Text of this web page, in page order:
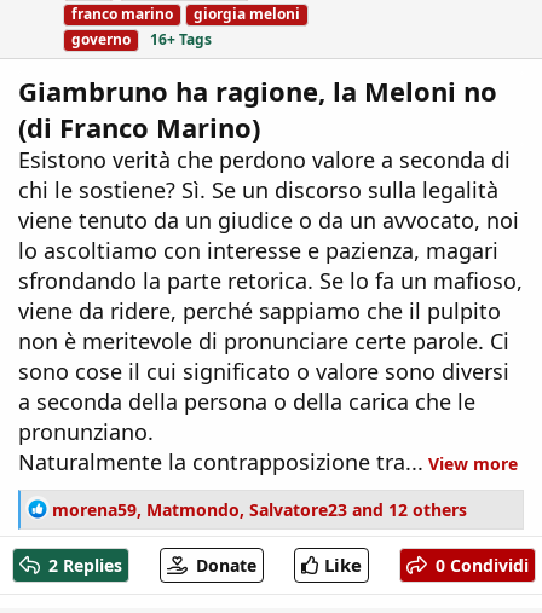
franco marino
giorgia meloni
governo
16+ Tags
Giambruno ha ragione, la Meloni no
(di Franco Marino)
Esistono verità che perdono valore a seconda di
chi le sostiene? Sì. Se un discorso sulla legalità
viene tenuto da un giudice o da un avvocato, noi
lo ascoltiamo con interesse e pazienza, magari
sfrondando la parte retorica. Se lo fa un mafioso,
viene da ridere, perché sappiamo che il pulpito
non è meritevole di pronunciare certe parole. Ci
sono cose il cui significato o valore sono diversi
a seconda della persona o della carica che le
pronunziano.
Naturalmente la contrapposizione tra... View more
R
e
a
c
t
morena59, Matmondo, Salvatore23 and 12 others
2 Replies Donate Like 0 Condividi